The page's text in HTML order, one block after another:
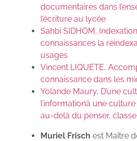
documentaires dans
l’écriture au lycée
Sahbi SIDHOM,
connaissances la
usages
Vincent LIQUETE,
connaissance dans les
Yolande Maury, D’une
l’informationà une
au-delà du penser,
Muriel Frisch est Maître